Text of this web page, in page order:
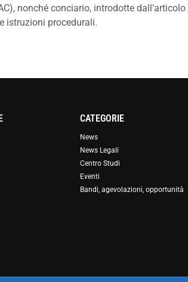
nonché conciario, introdotte
istruzioni procedurali.
CATEGORIE
News
News Legali
Centro Studi
Eventi
Bandi, agevolazioni, opportunità